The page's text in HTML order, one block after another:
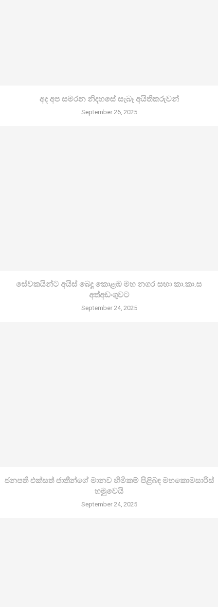
අද අප සමරන නිදහසේ සැබෑ අයිතිකරුවන්
September 26, 2025
සේවකයින්ට අයිස් බෙදූ කොළඹ මහ නගර සභා කා.කා.ස
අත්අඩංගුවට
September 24, 2025
ජනපති එක්සත් ජාතීන්ගේ මානව හිමිකම් පිළිබඳ මහකොමසාරිස්
හමුවෙයි
September 24, 2025